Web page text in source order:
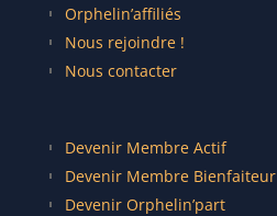
Orphelin’affiliés
Nous rejoindre !
Nous contacter
Devenir Membre Actif
Devenir Membre Bienfaiteur
Devenir Orphelin’part